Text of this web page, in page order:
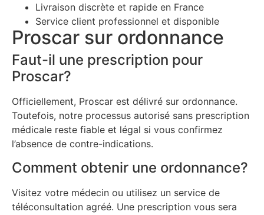
Livraison discrète et rapide en France
Service client professionnel et disponible
Proscar sur ordonnance
Faut-il une prescription pour
Proscar?
Officiellement, Proscar est délivré sur ordonnance.
Toutefois, notre processus autorisé sans prescription
médicale reste fiable et légal si vous confirmez
l’absence de contre-indications.
Comment obtenir une ordonnance?
Visitez votre médecin ou utilisez un service de
téléconsultation agréé. Une prescription vous sera